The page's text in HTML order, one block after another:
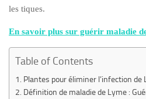
les tiques.
En savoir plus sur guérir maladie
Table of Contents
Plantes pour éliminer l’infection de
Définition de maladie de Lyme :